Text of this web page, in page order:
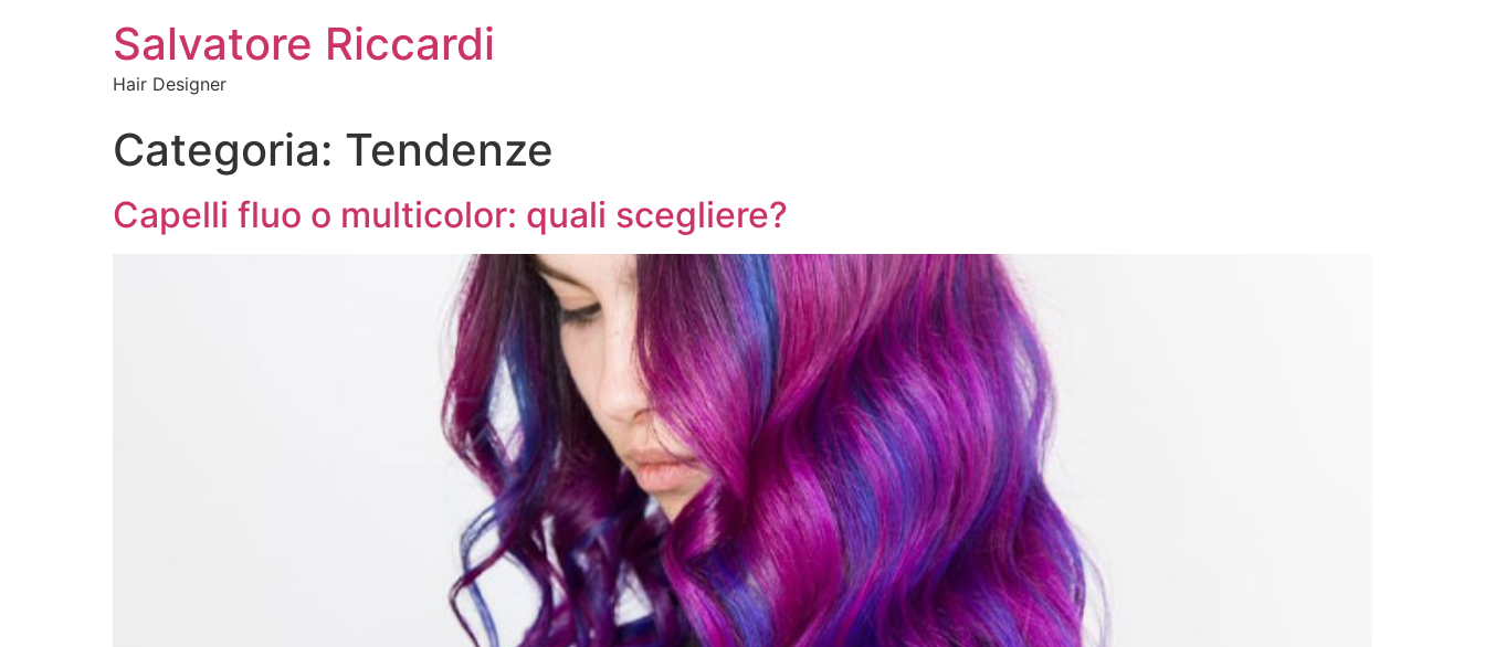
Salvatore Riccardi
Hair Designer
Categoria: Tendenze
Capelli fluo o multicolor: quali scegliere?